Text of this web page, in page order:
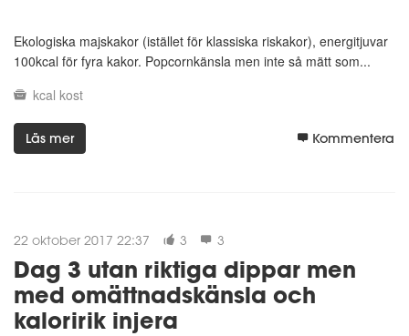
Ekologiska majskakor (istället för klassiska riskakor), energitjuvar
100kcal för fyra kakor. Popcornkänsla men inte så mätt som...
kcal kost
Läs mer Kommentera
22 oktober 2017 22:37 3 3
Dag 3 utan riktiga dippar men
med omättnadskänsla och
kaloririk injera